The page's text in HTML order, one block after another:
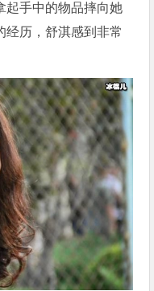
起手中的物品摔向她
经历，舒淇感到非常